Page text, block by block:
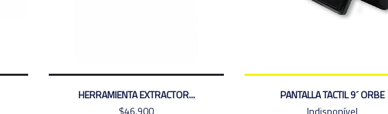
HERRAMIENTA EXTRACTOR...
$46.900
PANTALLA TACTIL 9´ ORBE
Indisponível